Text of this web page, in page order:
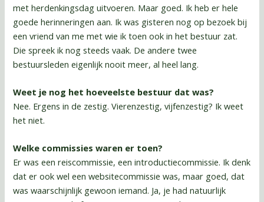
met herdenkingsdag uitvoeren. Maar goed. Ik heb er hele
goede herinneringen aan. Ik was gisteren nog op bezoek bij
een vriend van me met wie ik toen ook in het bestuur zat.
Die spreek ik nog steeds vaak. De andere twee
bestuursleden eigenlijk nooit meer, al heel lang.
Weet je nog het hoeveelste bestuur dat was?
Nee. Ergens in de zestig. Vierenzestig, vijfenzestig? Ik weet
het niet.
Welke commissies waren er toen?
Er was een reiscommissie, een introductiecommissie. Ik denk
dat er ook wel een websitecommissie was, maar goed, dat
was waarschijnlijk gewoon iemand. Ja, je had natuurlijk